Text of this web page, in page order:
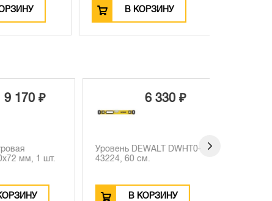
В КОРЗИНУ
9 170 ₽
мм, 1 шт.
6 330 ₽
Уровень DEWALT DWHT0-
43224, 60 см.
В КОРЗИНУ